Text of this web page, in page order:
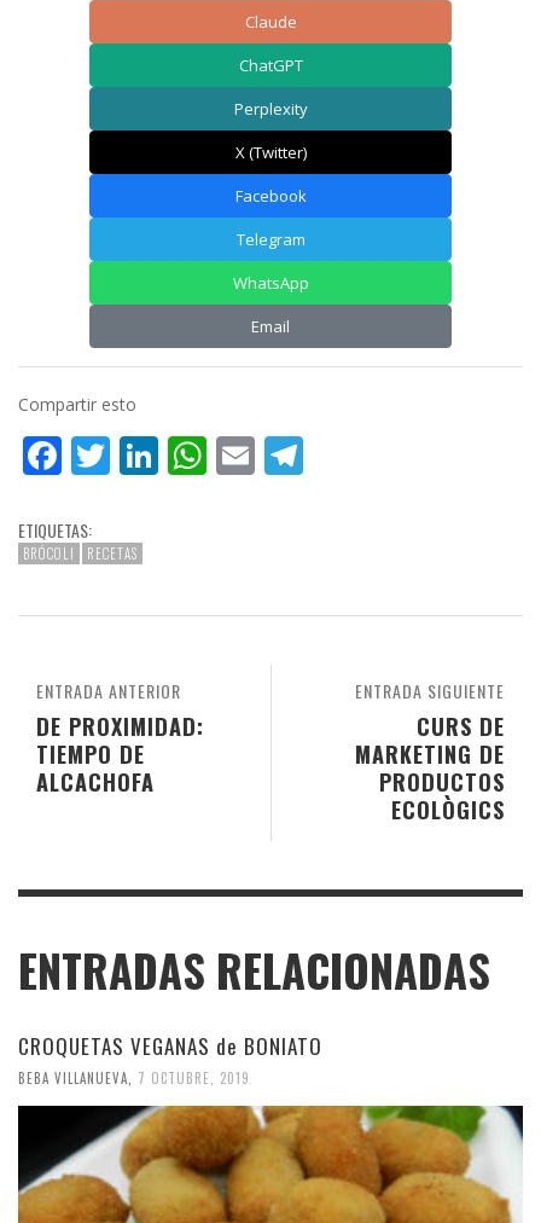
Claude
ChatGPT
Perplexity
X (Twitter)
Facebook
Telegram
WhatsApp
Email
Compartir esto
Facebook
Twitter
LinkedIn
WhatsApp
Email
ETIQUETAS:
BRÓCOLI RECETAS
ENTRADA SIGUIENTE
CURS DE
MARKETING DE
PRODUCTOS
ECOLÒGICS
ENTRADA ANTERIOR
DE PROXIMIDAD:
TIEMPO DE
ALCACHOFA
ENTRADAS RELACIONADAS
CROQUETAS VEGANAS de BONIATO
BEBA VILLANUEVA 7 OCTUBRE, 2019